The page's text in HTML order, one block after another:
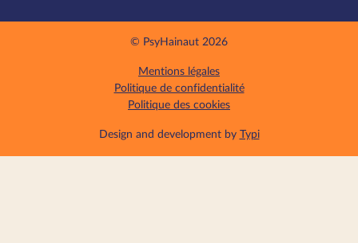
© PsyHainaut 2026
Mentions légales
Politique de confidentialité
Politique des cookies
Design and development by Typi